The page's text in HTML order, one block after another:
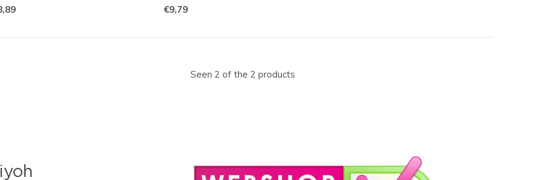
€9,79
Seen 2 of the 2 products